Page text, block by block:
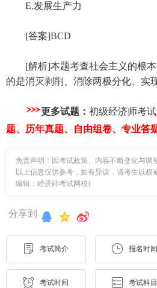
E.发展生产力
[答案]BCD
[解析]本题考查社会主义的根本
的是消灭剥削、消除两极分化、实
更多试题： 初级经济师考试
题、历年真题、自由组卷、专业答
免责声明：因考试政策、内容不断变化与调
以上信息仅供参考，如有异议，请考生以权
编辑：经济师考试网校)
分享到
考试简介 报名时间
考试时间 考试科目